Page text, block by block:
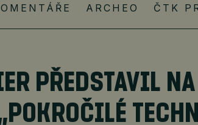
ARCHEO ČTK
PŘEDSTAVIL